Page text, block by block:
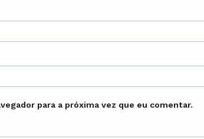
para a próxima vez que eu comentar.